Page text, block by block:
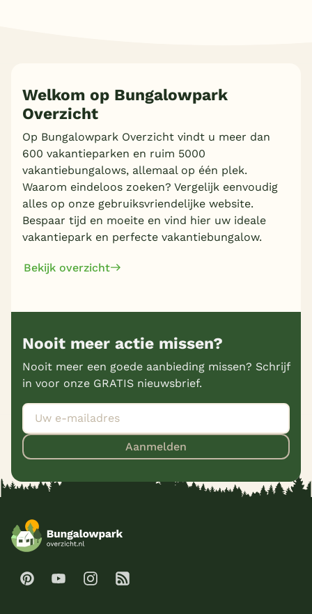
Welkom op Bungalowpark
Overzicht
Op Bungalowpark Overzicht vindt u meer dan
600 vakantieparken en ruim 5000
vakantiebungalows, allemaal op één plek.
Waarom eindeloos zoeken? Vergelijk eenvoudig
alles op onze gebruiksvriendelijke website.
Bespaar tijd en moeite en vind hier uw ideale
vakantiepark en perfecte vakantiebungalow.
Bekijk overzicht
Nooit meer actie missen?
Nooit meer een goede aanbieding missen? Schrijf
in voor onze GRATIS nieuwsbrief.
Aanmelden